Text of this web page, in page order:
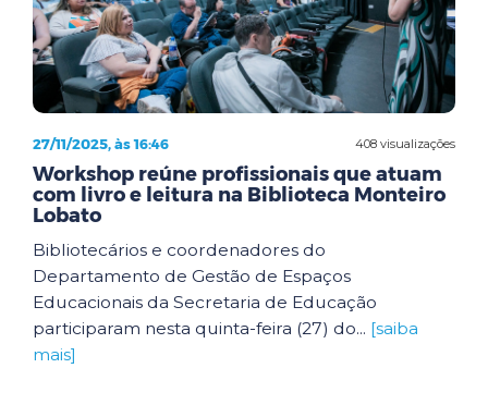
408 visualizações
27/11/2025, às 16:46
Workshop reúne profissionais que atuam
com livro e leitura na Biblioteca Monteiro
Lobato
Bibliotecários e coordenadores do
Departamento de Gestão de Espaços
Educacionais da Secretaria de Educação
participaram nesta quinta-feira (27) do... [saiba
mais]